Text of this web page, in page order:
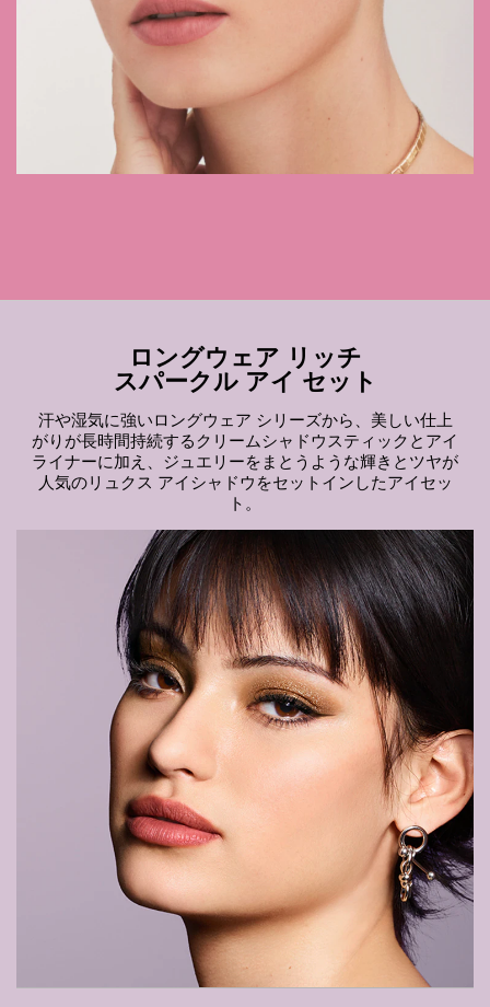
ロングウェア リッチ
スパークル アイ セット
汗や湿気に強いロングウェア シリーズから、美しい仕上
がりが長時間持続するクリームシャドウスティックとアイ
ライナーに加え、ジュエリーをまとうような輝きとツヤが
⼈気のリュクス アイシャドウをセットインしたアイセッ
ト。